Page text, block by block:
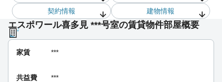
契約情報
建物情報
エスポワール喜多見 ***号室の賃貸物件部屋概要
家賃 ***
共益費 ***